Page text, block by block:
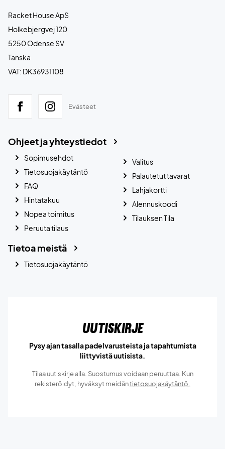
Racket House ApS
Holkebjergvej 120
5250 Odense SV
Tanska
VAT: DK36931108
Evästeet
Ohjeet ja yhteystiedot
Sopimusehdot
Tietosuojakäytäntö
FAQ
Hintatakuu
Nopea toimitus
Peruuta tilaus
Valitus
Palautetut tavarat
Lahjakortti
Alennuskoodi
Tilauksen Tila
Tietoa meistä
Tietosuojakäytäntö
Uutiskirje
Pysy ajan tasalla padelvarusteista ja tapahtumista
liittyvistä uutisista.
Tilaa uutiskirje alla. Suostumus voidaan peruuttaa. Kun
rekisteröidyt, hyväksyt meidäntietosuojakäytäntö.